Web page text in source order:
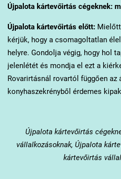
Újpalotakártevőirtás cégeknek:
Újpalotakártevőirtás előtt:Mielőtt
kérjük, hogy a csomagoltatlan
helyre. Gondolja végig, hogy hol
jelenlétét és mondja el ezt a
Rovarirtásnál rovartól függően az
konyhaszekrényből érdemes
Újpalota kártevőirtás
vállalkozásoknak, Újpalota
kártevőirtás